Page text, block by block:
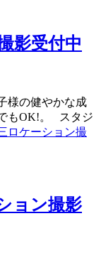
影受付中
様の健やかな成
もOK!。 スタジ
ロケーション撮
ョン撮影